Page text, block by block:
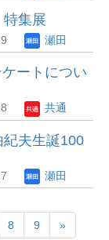
特集展
瀬田
ートについ
共通
紀夫生誕100
瀬田
8 9 »